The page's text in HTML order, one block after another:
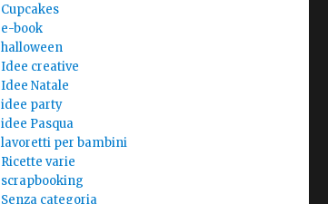
Cupcakes
e-book
halloween
Idee creative
Idee Natale
idee party
idee Pasqua
lavoretti per bambini
Ricette varie
scrapbooking
Senza categoria